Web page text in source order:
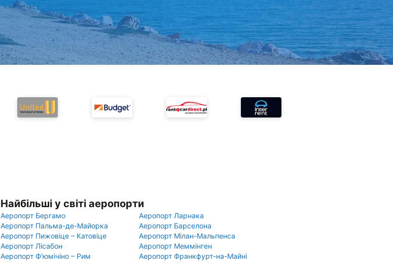
Найбільші у світі аеропорти
Аеропорт Бергамо
Аеропорт Ларнака
Аеропорт Пальма-де-Майорка
Аеропорт Барселона
Аеропорт Пижовіце – Катовіце
Аеропорт Мілан-Мальпенса
Аеропорт Лісабон
Аеропорт Меммінген
Аеропорт Ф'юмічіно – Рим
Аеропорт Франкфурт-на-Майні